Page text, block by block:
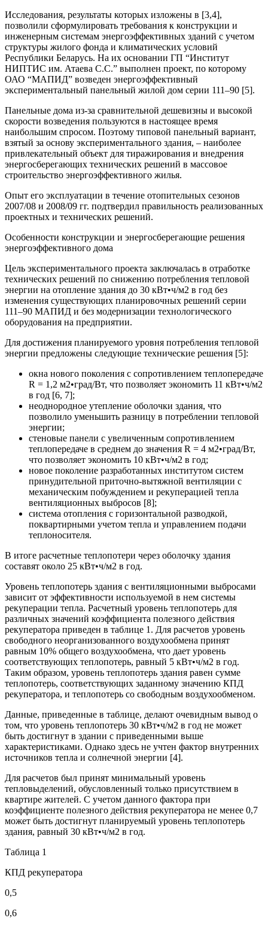
Исследования, результаты которых изложены в [3,4],
позволили сформулировать требования к конструкции и
инженерным системам энергоэффективных зданий с учетом
структуры жилого фонда и климатических условий
Республики Беларусь. На их основании ГП “Институт
НИПТИС им. Атаева С.С.” выполнен проект, по которому
ОАО “МАПИД” возведен энергоэффективный
экспериментальный панельный жилой дом серии 111–90 [5].
Панельные дома из-за сравнительной дешевизны и высокой
скорости возведения пользуются в настоящее время
наибольшим спросом. Поэтому типовой панельный вариант,
взятый за основу экспериментального здания, – наиболее
привлекательный объект для тиражирования и внедрения
энергосберегающих технических решений в массовое
строительство энергоэффективного жилья.
Опыт его эксплуатации в течение отопительных сезонов
2007/08 и 2008/09 гг. подтвердил правильность реализованных
проектных и технических решений.
Особенности конструкции и энергосберегающие решения
энергоэффективного дома
Цель экспериментального проекта заключалась в отработке
технических решений по снижению потребления тепловой
энергии на отопление здания до 30 кВт•ч/м2 в год без
изменения существующих планировочных решений серии
111–90 МАПИД и без модернизации технологического
оборудования на предприятии.
Для достижения планируемого уровня потребления тепловой
энергии предложены следующие технические решения [5]:
окна нового поколения с сопротивлением теплопередаче
R = 1,2 м2•град/Вт, что позволяет экономить 11 кВт•ч/м2
в год [6, 7];
неоднородное утепление оболочки здания, что
позволило уменьшить разницу в потреблении тепловой
энергии;
стеновые панели с увеличенным сопротивлением
теплопередаче в среднем до значения R = 4 м2•град/Вт,
что позволяет экономить 10 кВт•ч/м2 в год;
новое поколение разработанных институтом систем
принудительной приточно-вытяжной вентиляции с
механическим побуждением и рекуперацией тепла
вентиляционных выбросов [8];
система отопления с горизонтальной разводкой,
поквартирными учетом тепла и управлением подачи
теплоносителя.
В итоге расчетные теплопотери через оболочку здания
составят около 25 кВт•ч/м2 в год.
Уровень теплопотерь здания с вентиляционными выбросами
зависит от эффективности используемой в нем системы
рекуперации тепла. Расчетный уровень теплопотерь для
различных значений коэффициента полезного действия
рекуператора приведен в таблице 1. Для расчетов уровень
свободного неорганизованного воздухообмена принят
равным 10% общего воздухообмена, что дает уровень
соответствующих теплопотерь, равный 5 кВт•ч/м2 в год.
Таким образом, уровень теплопотерь здания равен сумме
теплопотерь, соответствующих заданному значению КПД
рекуператора, и теплопотерь со свободным воздухообменом.
Данные, приведенные в таблице, делают очевидным вывод о
том, что уровень теплопотерь 30 кВт•ч/м2 в год не может
быть достигнут в здании с приведенными выше
характеристиками. Однако здесь не учтен фактор внутренних
источников тепла и солнечной энергии [4].
Для расчетов был принят минимальный уровень
тепловыделений, обусловленный только присутствием в
квартире жителей. С учетом данного фактора при
коэффициенте полезного действия рекуператора не менее 0,7
может быть достигнут планируемый уровень теплопотерь
здания, равный 30 кВт•ч/м2 в год.
Таблица 1
КПД рекуператора
0,5
0,6